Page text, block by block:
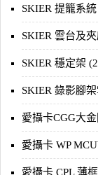
SKIER 提籠系
SKIER 雲台及
SKIER 穩定架
SKIER 錄影腳
愛攝卡CGG大
愛攝卡 WP
愛攝卡 CPL 薄